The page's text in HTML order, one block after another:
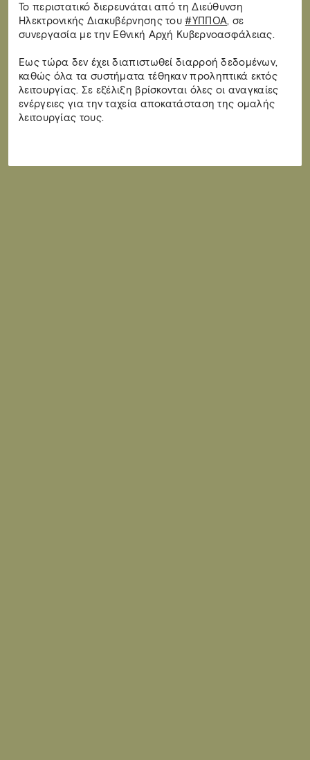
Το περιστατικό διερευνάται από τη Διεύθυνση
Ηλεκτρονικής Διακυβέρνησης του#ΥΠΠΟΑ, σε
συνεργασία με την Εθνική Αρχή Κυβερνοασφάλειας.
Εως τώρα δεν έχει διαπιστωθεί διαρροή δεδομένων,
καθώς όλα τα συστήματα τέθηκαν προληπτικά εκτός
λειτουργίας. Σε εξέλιξη βρίσκονται όλες οι αναγκαίες
ενέργειες για την ταχεία αποκατάσταση της ομαλής
λειτουργίας τους.